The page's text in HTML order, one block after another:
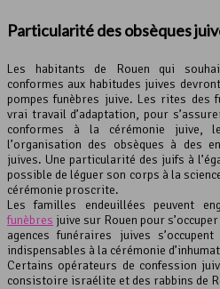
Particularité des obsèques
Les habitants de Rouen qui
conformes aux habitudes juives
pompes funèbres juive. Les rites des
vrai travail d’adaptation, pour
conformes à la cérémonie juive,
l’organisation des obsèques à des
juives. Une particularité des juifs à
possible de léguer son corps à la
cérémonie proscrite.
Les familles endeuillées peuvent
funèbres juive sur Rouen pour
agences funéraires juives
indispensables à la cérémonie
Certains opérateurs de confession
consistoire israélite et des rabbins de